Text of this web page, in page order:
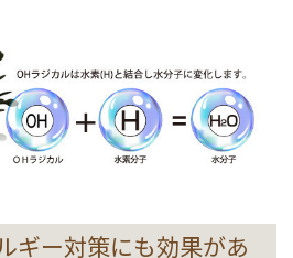
ギー対策にも効果があ